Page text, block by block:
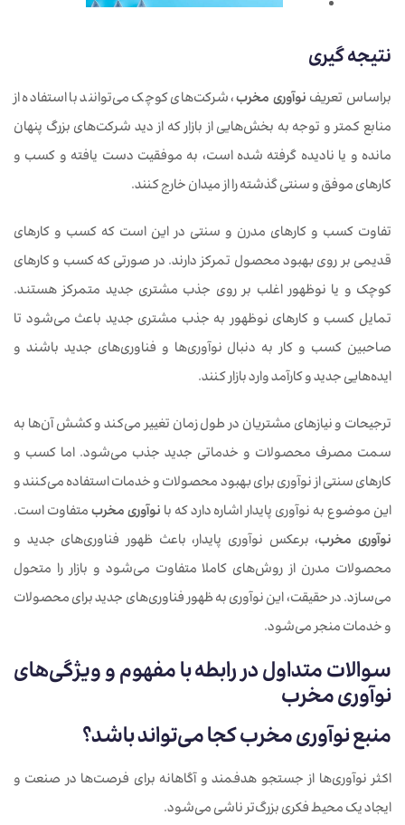
نتیجه گیری
براساس تعریف نوآوری مخرب، شرکت‌های کوچک می‌توانند با استفاده از
منابع کمتر و توجه به بخش‌هایی از بازار که از دید شرکت‌های بزرگ پنهان
مانده و یا نادیده گرفته شده است، به موفقیت دست یافته و کسب و
کارهای موفق و سنتی گذشته را از میدان خارج کنند.
تفاوت کسب و کارهای مدرن و سنتی در این است که کسب و کارهای
قدیمی بر روی بهبود محصول تمرکز دارند. در صورتی که کسب و کارهای
کوچک و یا نوظهور اغلب بر روی جذب مشتری جدید متمرکز هستند.
تمایل کسب و کارهای نوظهور به جذب مشتری جدید باعث می‌شود تا
صاحبین کسب و کار به دنبال نوآوری‌ها و فناوری‌های جدید باشند و
ایده‌هایی جدید و کارآمد وارد بازار کنند.
ترجیحات و نیازهای مشتریان در طول زمان تغییر می‌کند و کشش آن‌ها به
سمت مصرف محصولات و خدماتی جدید جذب می‌شود. اما کسب و
کارهای سنتی از نوآوری برای بهبود محصولات و خدمات استفاده می‌کنند و
این موضوع به نوآوری پایدار اشاره دارد که با نوآوری مخربمتفاوت است.
نوآوری مخرب، برعکس نوآوری پایدار، باعث ظهور فناوری‌های جدید و
محصولات مدرن از روش‌های کاملا متفاوت می‌‎شود و بازار را متحول
می‌سازد. در حقیقت، این نوآوری به ظهور فناوری‌های جدید برای محصولات
و خدمات منجر می‌شود.
سوالات متداول در رابطه با مفهوم و ویژ‌گی‌های
نوآوری مخرب
منبع نوآوری مخرب کجا می‌تواند باشد؟
اکثر نوآوری‌ها از جستجو هدفمند و آگاهانه برای فرصت‌ها در صنعت و
ایجاد یک محیط فکری بزرگ‌تر ناشی می‌شود.